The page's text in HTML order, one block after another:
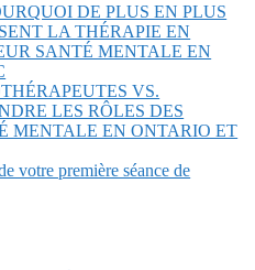
DE PLUS EN PLUS
LA THÉRAPIE EN
SANTÉ MENTALE EN
VS.
LES RÔLES DES
MENTALE EN ONTARIO ET
votre première séance de